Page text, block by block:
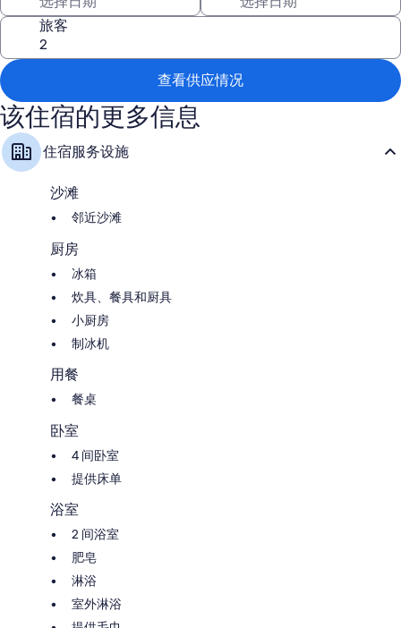
其他的客房便利设施/服务还包括：
2 间浴室配备淋浴设施和肥皂
旅客
查看供应情况
该住宿的更多信息
住宿服务设施
沙滩
邻近沙滩
厨房
冰箱
炊具、餐具和厨具
小厨房
制冰机
用餐
餐桌
卧室
4 间卧室
提供床单
浴室
2 间浴室
肥皂
淋浴
室外淋浴